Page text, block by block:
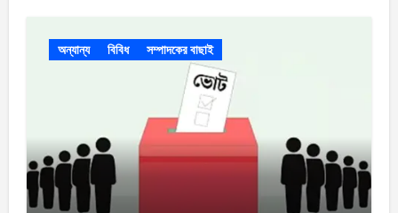
অন্যান্য বিবিধ সম্পাদকের বাছাই